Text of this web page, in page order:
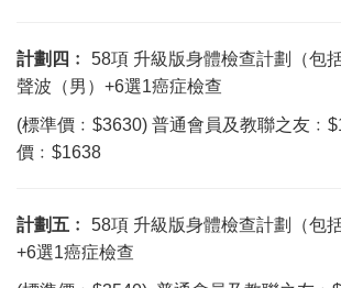
計劃四﹕ 58項 升級版身體檢查計劃（包
聲波（男）+6選1癌症檢查
(標準價﹕$3630) 普通會員及教聯之友
價﹕$1638
計劃五 ﹕ 58項 升級版身體檢查計劃（包
+6選1癌症檢查